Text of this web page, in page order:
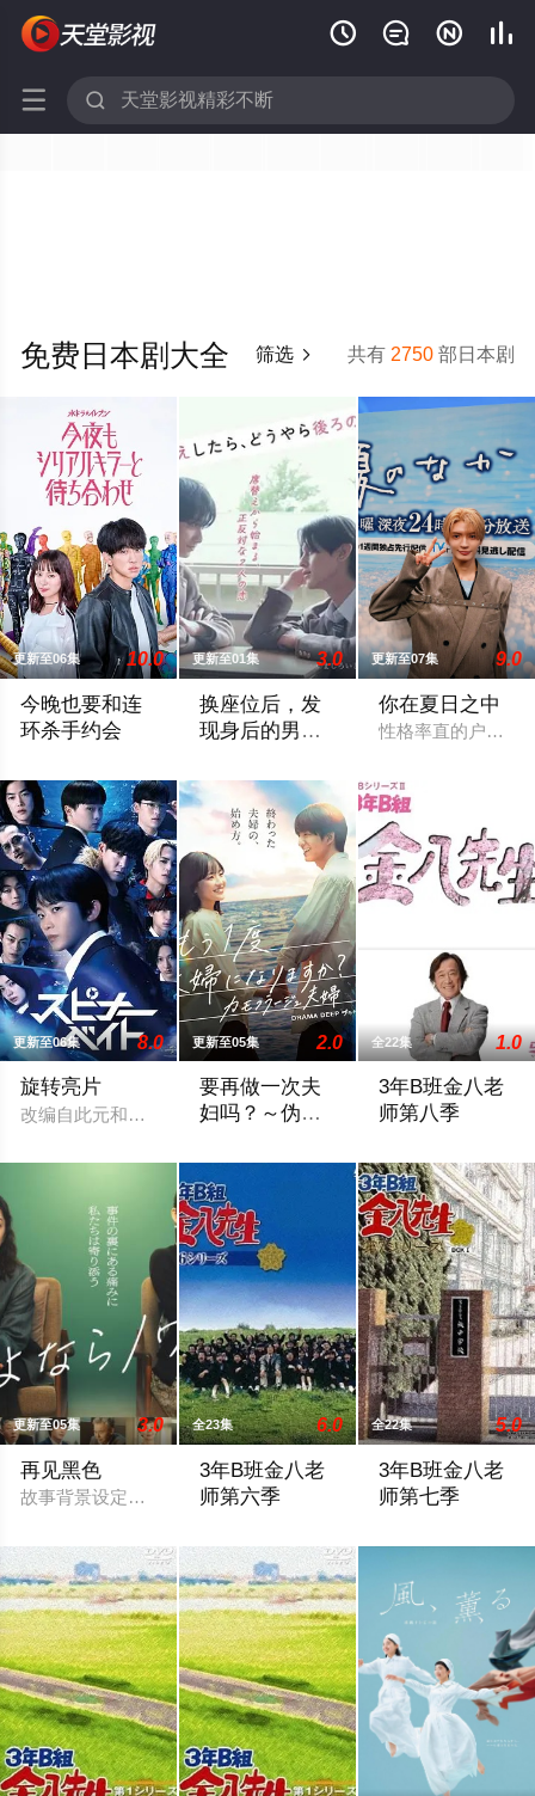
   
 
共有 2750 部日本剧
免费日本剧大全 筛选 
更新至06集 10.0
今晚也要和连
环杀手约会
更新至01集 3.0
换座位后，发
现身后的男生
更新至07集 9.0
你在夏日之中
性格率直的户田涉
更新至06集 8.0
旋转亮片
改编自此元和津也原作同名漫画。不起眼的高中生三井宏太在
更新至05集 2.0
要再做一次夫
妇吗？～伪装
全22集 1.0
3年B班金八老
师第八季
更新至05集 3.0
再见黑色
故事背景设定在繁华却复杂的东京池袋地区。西池袋警署新设立
全23集 6.0
3年B班金八老
师第六季
全22集 5.0
3年B班金八老
师第七季